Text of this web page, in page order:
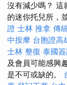
沒有減少嗎？ 這
的迷你托兒所，
證 士林 推拿 傳
中按摩 台胞證高
士林 整復 泰國
及會員可能感興
是不可或缺的。